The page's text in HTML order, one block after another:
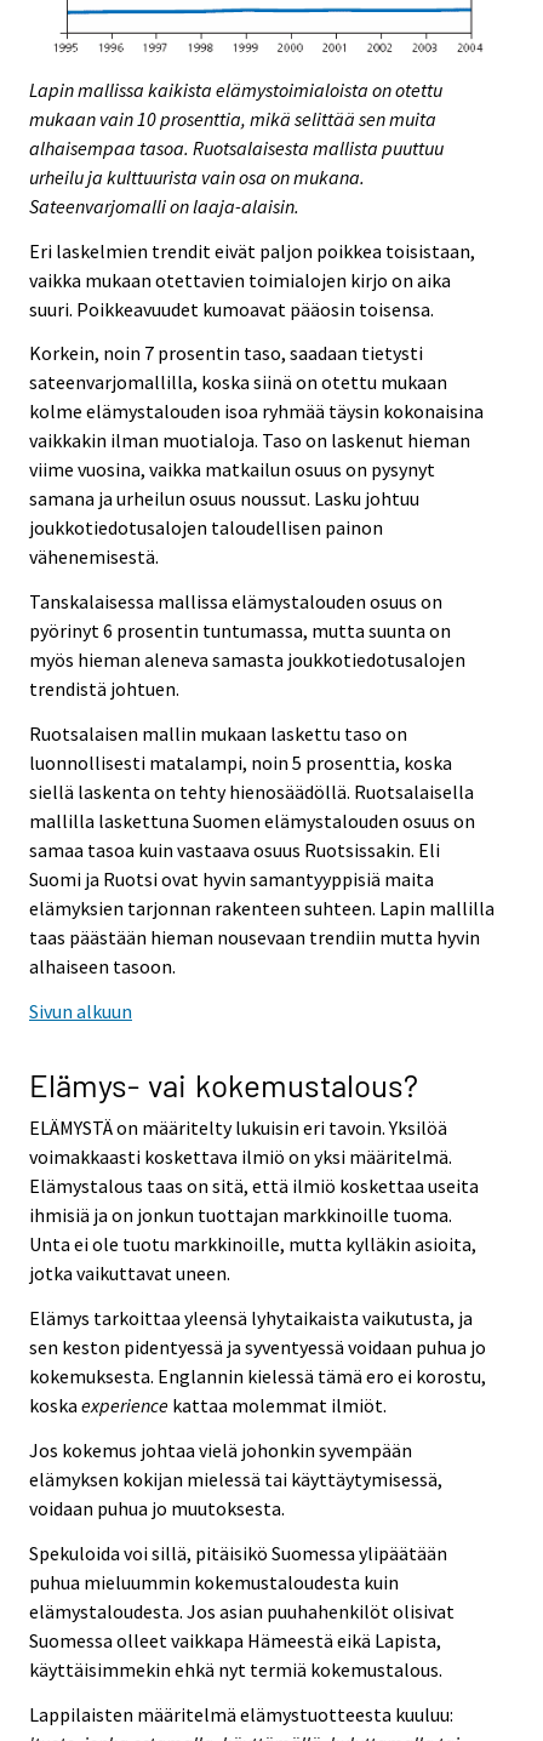
Lapin mallissa kaikista elämystoimialoista on otettu
mukaan vain 10 prosenttia, mikä selittää sen muita
alhaisempaa tasoa. Ruotsalaisesta mallista puuttuu
urheilu ja kulttuurista vain osa on mukana.
Sateenvarjomalli on laaja-alaisin.
Eri laskelmien trendit eivät paljon poikkea toisistaan,
vaikka mukaan otettavien toimialojen kirjo on aika
suuri. Poikkeavuudet kumoavat pääosin toisensa.
Korkein, noin 7 prosentin taso, saadaan tietysti
sateenvarjomallilla, koska siinä on otettu mukaan
kolme elämystalouden isoa ryhmää täysin kokonaisina
vaikkakin ilman muotialoja. Taso on laskenut hieman
viime vuosina, vaikka matkailun osuus on pysynyt
samana ja urheilun osuus noussut. Lasku johtuu
joukkotiedotusalojen taloudellisen painon
vähenemisestä.
Tanskalaisessa mallissa elämystalouden osuus on
pyörinyt 6 prosentin tuntumassa, mutta suunta on
myös hieman aleneva samasta joukkotiedotusalojen
trendistä johtuen.
Ruotsalaisen mallin mukaan laskettu taso on
luonnollisesti matalampi, noin 5 prosenttia, koska
siellä laskenta on tehty hienosäädöllä. Ruotsalaisella
mallilla laskettuna Suomen elämystalouden osuus on
samaa tasoa kuin vastaava osuus Ruotsissakin. Eli
Suomi ja Ruotsi ovat hyvin samantyyppisiä maita
elämyksien tarjonnan rakenteen suhteen. Lapin mallilla
taas päästään hieman nousevaan trendiin mutta hyvin
alhaiseen tasoon.
Sivun alkuun
Elämys- vai kokemustalous?
ELÄMYSTÄ on määritelty lukuisin eri tavoin. Yksilöä
voimakkaasti koskettava ilmiö on yksi määritelmä.
Elämystalous taas on sitä, että ilmiö koskettaa useita
ihmisiä ja on jonkun tuottajan markkinoille tuoma.
Unta ei ole tuotu markkinoille, mutta kylläkin asioita,
jotka vaikuttavat uneen.
Elämys tarkoittaa yleensä lyhytaikaista vaikutusta, ja
sen keston pidentyessä ja syventyessä voidaan puhua jo
kokemuksesta. Englannin kielessä tämä ero ei korostu,
koska experience kattaa molemmat ilmiöt.
Jos kokemus johtaa vielä johonkin syvempään
elämyksen kokijan mielessä tai käyttäytymisessä,
voidaan puhua jo muutoksesta.
Spekuloida voi sillä, pitäisikö Suomessa ylipäätään
puhua mieluummin kokemustaloudesta kuin
elämystaloudesta. Jos asian puuhahenkilöt olisivat
Suomessa olleet vaikkapa Hämeestä eikä Lapista,
käyttäisimmekin ehkä nyt termiä kokemustalous.
Lappilaisten määritelmä elämystuotteesta kuuluu: